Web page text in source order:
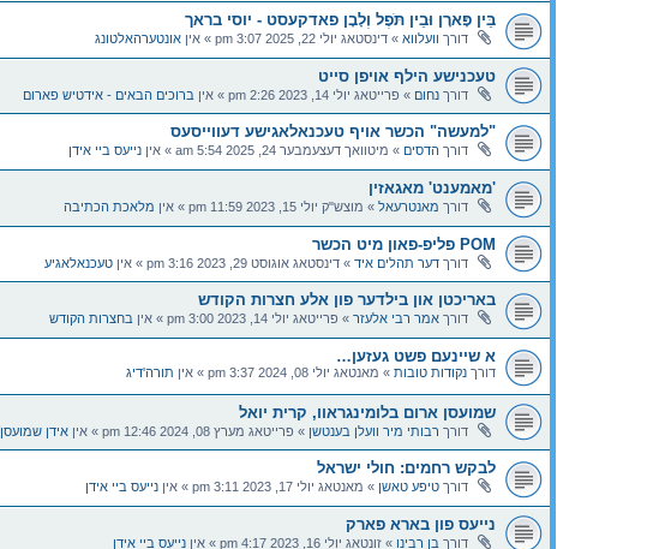
בֵּין פָּארָן וּבֵין תֹּפֶל וְלָבָן פאדקעסט - יוסי בראך
דורך וועלווא » דינסטאג יולי 22, 2025 3:07 pm » אין אונטערהאלטונג
טעכנישע הילף אויפן סייט
דורך נחום » פרייטאג יולי 14, 2023 2:26 pm » אין ברוכים הבאים - אידטיש פארום
"למעשה" הכשר אויף טעכנאלאגישע דעווייסעס
דורך הדסים » מיטוואך דעצעמבער 24, 2025 5:54 am » אין נייעס ביי אידן
'מאמענט' מאגאזין
דורך מאנטרעאל » מוצש"ק יולי 15, 2023 11:59 pm » אין מלאכת הכתיבה
POM פליפ-פאון מיט הכשר
דורך דער תהלים איד » דינסטאג אוגוסט 29, 2023 3:16 pm » אין טעכנאלאגיע
באריכטן און בילדער פון אלע חצרות הקודש
דורך אמר רבי אלעזר » פרייטאג יולי 14, 2023 3:00 pm » אין בחצרות הקודש
א שיינעם פשט געזען…
דורך נקודות טובות » מאנטאג יולי 08, 2024 3:37 pm » אין תורה'דיג
שמועסן ארום בלומינגראוו, קרית יואל
דורך רבותי מיר וועלן בענטשן » פרייטאג מערץ 08, 2024 12:46 pm » אין אידן שמועסן
לבקש רחמים: חולי ישראל
דורך טיפע טאשן » מאנטאג יולי 17, 2023 3:11 pm » אין נייעס ביי אידן
נייעס פון בארא פארק
דורך בן רבינו » זונטאג יולי 16, 2023 4:17 pm » אין נייעס ביי אידן